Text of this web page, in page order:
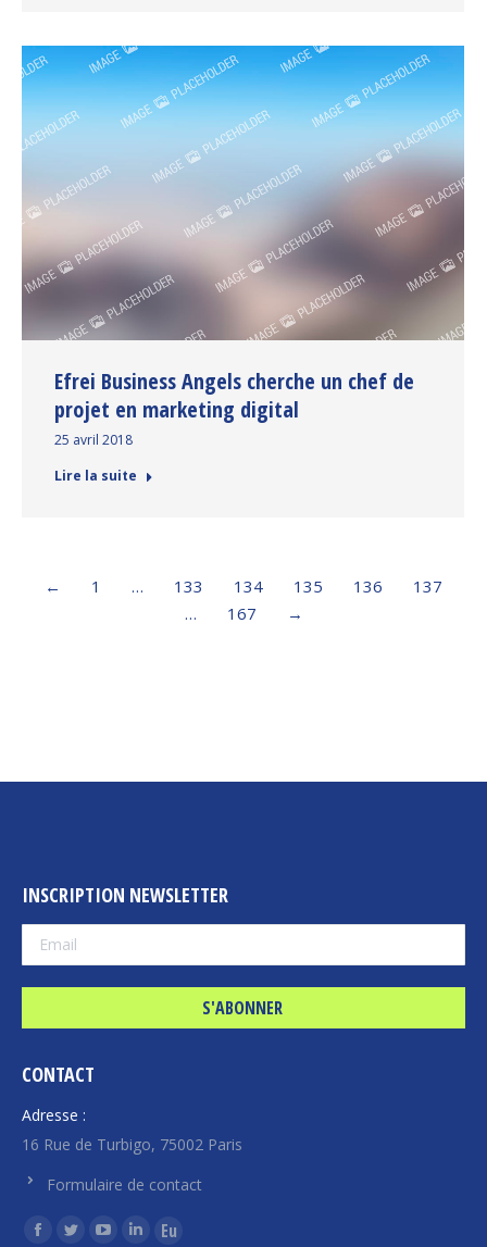
Efrei Business Angels cherche un chef de
projet en marketing digital
25 avril 2018
Lire la suite
← 1 … 133 134 135 136
137
…
167 →
INSCRIPTION NEWSLETTER
CONTACT
Adresse :
16 Rue de Turbigo, 75002 Paris
Formulaire de contact
Trouvez nous sur :
La
La
La
La
La